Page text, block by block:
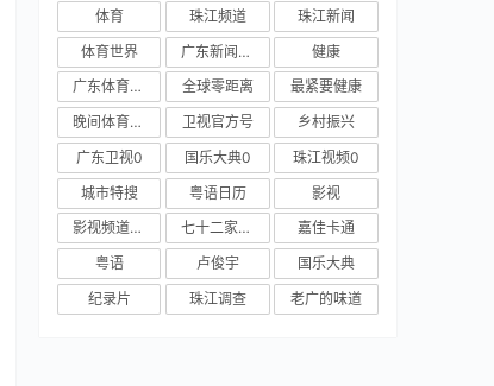
体育
珠江频道
珠江新闻
体育世界
广东新闻频道
健康
广东体育频道
全球零距离
最紧要健康
晚间体育新闻
卫视官方号
乡村振兴
广东卫视0
国乐大典0
珠江视频0
城市特搜
粤语日历
影视
影视频道新媒体
七十二家房客
嘉佳卡通
粤语
卢俊宇
国乐大典
纪录片
珠江调查 老广的味道